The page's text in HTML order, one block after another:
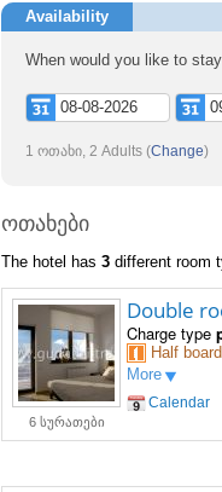
Availability
When would you like to
1 ოთახი, 2 Adults (Change)
ოთახები
The hotel has 3 different room
6 სურათები
Double
Charge type
Half
More
Calendar